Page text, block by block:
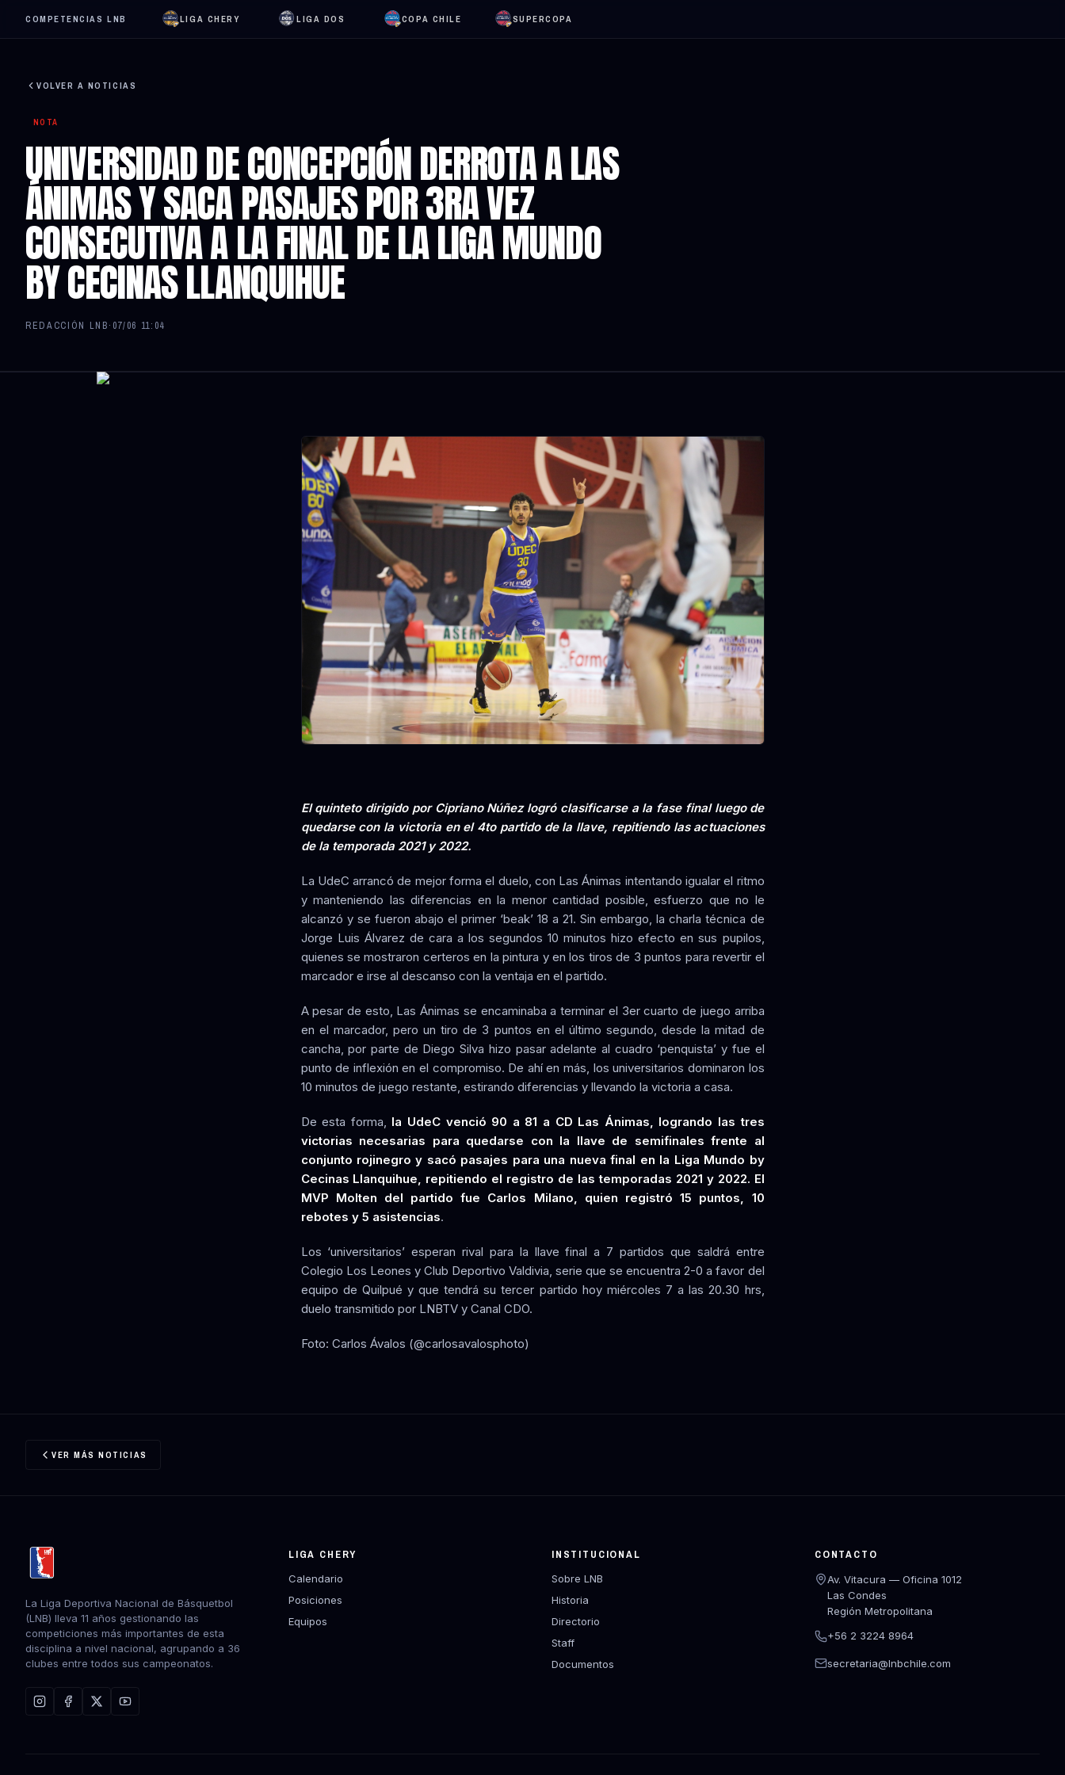
COMPETENCIAS LNB LIGA CHERY LIGA DOS COPA CHILE SUPERCOPA
VOLVER A NOTICIAS
NOTA
UNIVERSIDAD DE CONCEPCIÓN DERROTA A LAS
ÁNIMAS Y SACA PASAJES POR 3RA VEZ
CONSECUTIVA A LA FINAL DE LA LIGA MUNDO
BY CECINAS LLANQUIHUE
REDACCIÓN LNB· 07/06 11:04
El quinteto dirigido por Cipriano Núñez logró clasificarse a la fase final luego de
quedarse con la victoria en el 4to partido de la llave, repitiendo las actuaciones
de la temporada 2021 y 2022.
La UdeC arrancó de mejor forma el duelo, con Las Ánimas intentando igualar el ritmo
y manteniendo las diferencias en la menor cantidad posible, esfuerzo que no le
alcanzó y se fueron abajo el primer ‘beak’ 18 a 21. Sin embargo, la charla técnica de
Jorge Luis Álvarez de cara a los segundos 10 minutos hizo efecto en sus pupilos,
quienes se mostraron certeros en la pintura y en los tiros de 3 puntos para revertir el
marcador e irse al descanso con la ventaja en el partido.
A pesar de esto, Las Ánimas se encaminaba a terminar el 3er cuarto de juego arriba
en el marcador, pero un tiro de 3 puntos en el último segundo, desde la mitad de
cancha, por parte de Diego Silva hizo pasar adelante al cuadro ‘penquista’ y fue el
punto de inflexión en el compromiso. De ahí en más, los universitarios dominaron los
10 minutos de juego restante, estirando diferencias y llevando la victoria a casa.
De esta forma, la UdeC venció 90 a 81 a CD Las Ánimas, logrando las tres
victorias necesarias para quedarse con la llave de semifinales frente al
conjunto rojinegro y sacó pasajes para una nueva final en la Liga Mundo by
Cecinas Llanquihue, repitiendo el registro de las temporadas 2021 y 2022. El
MVP Molten del partido fue Carlos Milano, quien registró 15 puntos, 10
rebotes y 5 asistencias.
Los ‘universitarios’ esperan rival para la llave final a 7 partidos que saldrá entre
Colegio Los Leones y Club Deportivo Valdivia, serie que se encuentra 2-0 a favor del
equipo de Quilpué y que tendrá su tercer partido hoy miércoles 7 a las 20.30 hrs,
duelo transmitido por LNBTV y Canal CDO.
Foto: Carlos Ávalos (@carlosavalosphoto)
VER MÁS NOTICIAS
La Liga Deportiva Nacional de Básquetbol
(LNB) lleva 11 años gestionando las
competiciones más importantes de esta
disciplina a nivel nacional, agrupando a 36
clubes entre todos sus campeonatos.
LIGA CHERY
Calendario
Posiciones
Equipos
INSTITUCIONAL
Sobre LNB
Historia
Directorio
Staff
Documentos
CONTACTO
Av. Vitacura — Oficina 1012
Las Condes
Región Metropolitana
+56 2 3224 8964
secretaria@lnbchile.com